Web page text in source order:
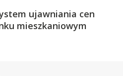
ujawniania cen
mieszkaniowym